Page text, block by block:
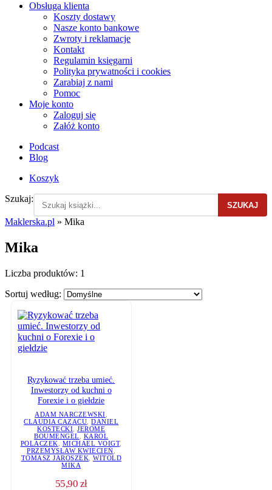
Obsługa klienta
Koszty dostawy
Nasze konto bankowe
Zwroty i reklamacje
Kontakt
Regulamin księgarni
Polityka prywatności i cookies
Zarabiaj z nami
Pomoc
Moje konto
Zaloguj się
Załóż konto
Podcast
Blog
Koszyk
Szukaj:
SZUKAJ
Maklerska.pl » Mika
Mika
Liczba produktów: 1
Sortuj według:
Ryzykować trzeba umieć.
Inwestorzy od kuchni o
Forexie i o giełdzie
ADAM NARCZEWSKI
CLAUDIA CAZACU ,DANIEL
KOSTECKI ,JEROME
BOUMENGEL
KAROL
POLACZEK
MICHAEL VOIGT,
PRZEMYSŁAW KWIECIEŃ
TOMASZ JAROSZEK WITOLD
MIKA
55,90 zł